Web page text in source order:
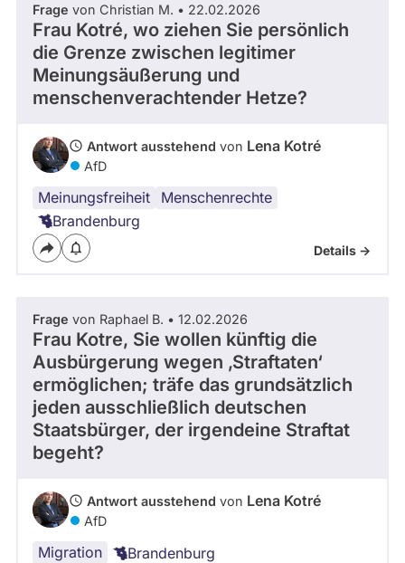
Frage von Christian M. • 22.02.2026
Frau Kotré, wo ziehen Sie persönlich
die Grenze zwischen legitimer
Meinungsäußerung und
menschenverachtender Hetze?
Antwort ausstehend von Lena Kotré
AfD
Meinungsfreiheit
Menschenrechte
Brandenburg
Details ->
Frage von Raphael B. • 12.02.2026
Frau Kotre, Sie wollen künftig die
Ausbürgerung wegen ‚Straftaten‘
ermöglichen; träfe das grundsätzlich
jeden ausschließlich deutschen
Staatsbürger, der irgendeine Straftat
begeht?
Antwort ausstehend von Lena Kotré
AfD
Migration Brandenburg